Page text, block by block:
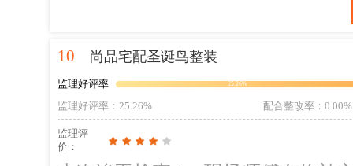
推拉门闭合有些大小缝问题。厨房推拉窗也有些。
处理。前窗划花问题未处理。 9、
大门门槛石周边缝隙注意收口处理。 施工建议 墙面油漆破损、污染、裂缝
议家具进场统一处理，家具进场局
考虑下一步结算，提供好水电竣工
带走（只是塑料泡沫）…写不下了
10 尚品宅配圣诞鸟整装
监理好评率 25.26%
监理好评率 ：25.26% 配合整改率：0.00%
监理评
价：